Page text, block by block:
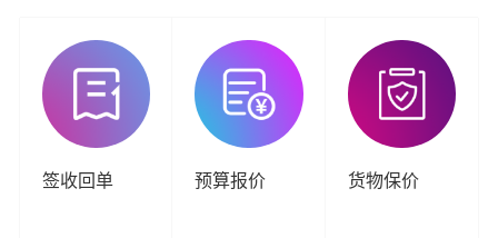
签收回单 预算报价 货物保价